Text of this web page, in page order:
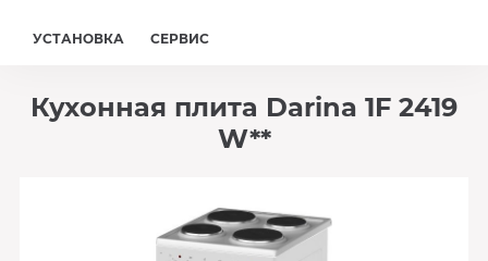
УСТАНОВКА СЕРВИС
Кухонная плита Darina 1F 2419
W**